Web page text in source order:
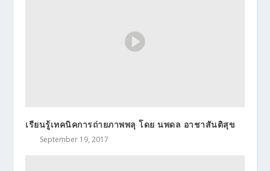
เรียนรู้เทคนิคการถ่ายภาพพลุ โดย นพดล อาชาสันติสุข
September 19, 2017